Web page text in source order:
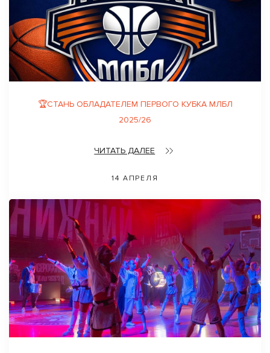
🏆СТАНЬ ОБЛАДАТЕЛЕМ ПЕРВОГО КУБКА МЛБЛ
2025/26
ЧИТАТЬ ДАЛЕЕ
14 АПРЕЛЯ